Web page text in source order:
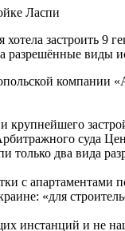
Ласпи
застроить
виды
компании
суда
два вида
с апартаментами
«для
инстанций и не